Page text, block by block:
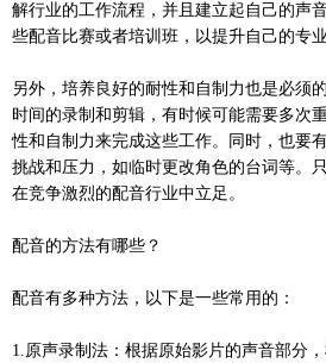
解行业的工作流程，并且建立起自己的声
些配音比赛或者培训班，以提升自己的专
另外，培养良好的耐性和自制力也是必须
时间的录制和剪辑，有时候可能需要多次
性和自制力来完成这些工作。同时，也要
挑战和压力，如临时更改角色的台词等。
在竞争激烈的配音行业中立足。
配音的方法有哪些？
配音有多种方法，以下是一些常用的：
1.原声录制法：根据原始影片的声音部分